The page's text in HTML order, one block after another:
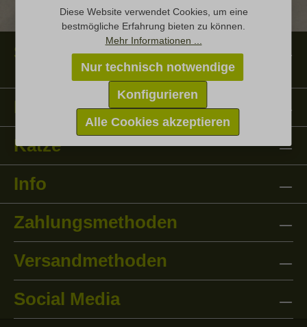
Service-Hotline
Katze
Info
Zahlungsmethoden
Versandmethoden
Social Media
Diese Website verwendet Cookies, um eine
bestmögliche Erfahrung bieten zu können.
Mehr Informationen ...
Nur technisch notwendige
Konfigurieren
Alle Cookies akzeptieren